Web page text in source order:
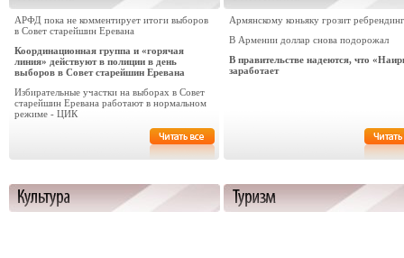
АРФД пока не комментирует итоги выборов
в Совет старейшин Еревана
Координационная группа и «горячая
линия» действуют в полиции в день
выборов в Совет старейшин Еревана
Избирательные участки на выборах в Совет
старейшин Еревана работают в нормальном
режиме - ЦИК
Армянскому коньяку грозит ребрендинг
В Армении доллар снова подорожал
В правительстве надеются, что
заработает